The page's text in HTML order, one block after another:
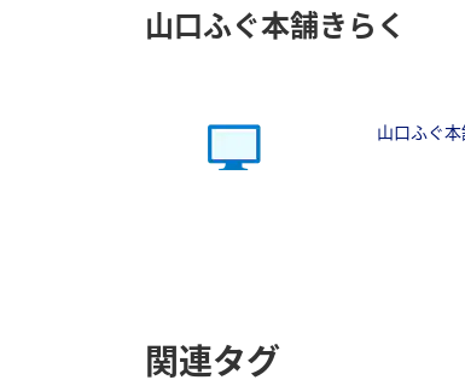
山口ふぐ本舗きらく
山口ふぐ
関連タグ